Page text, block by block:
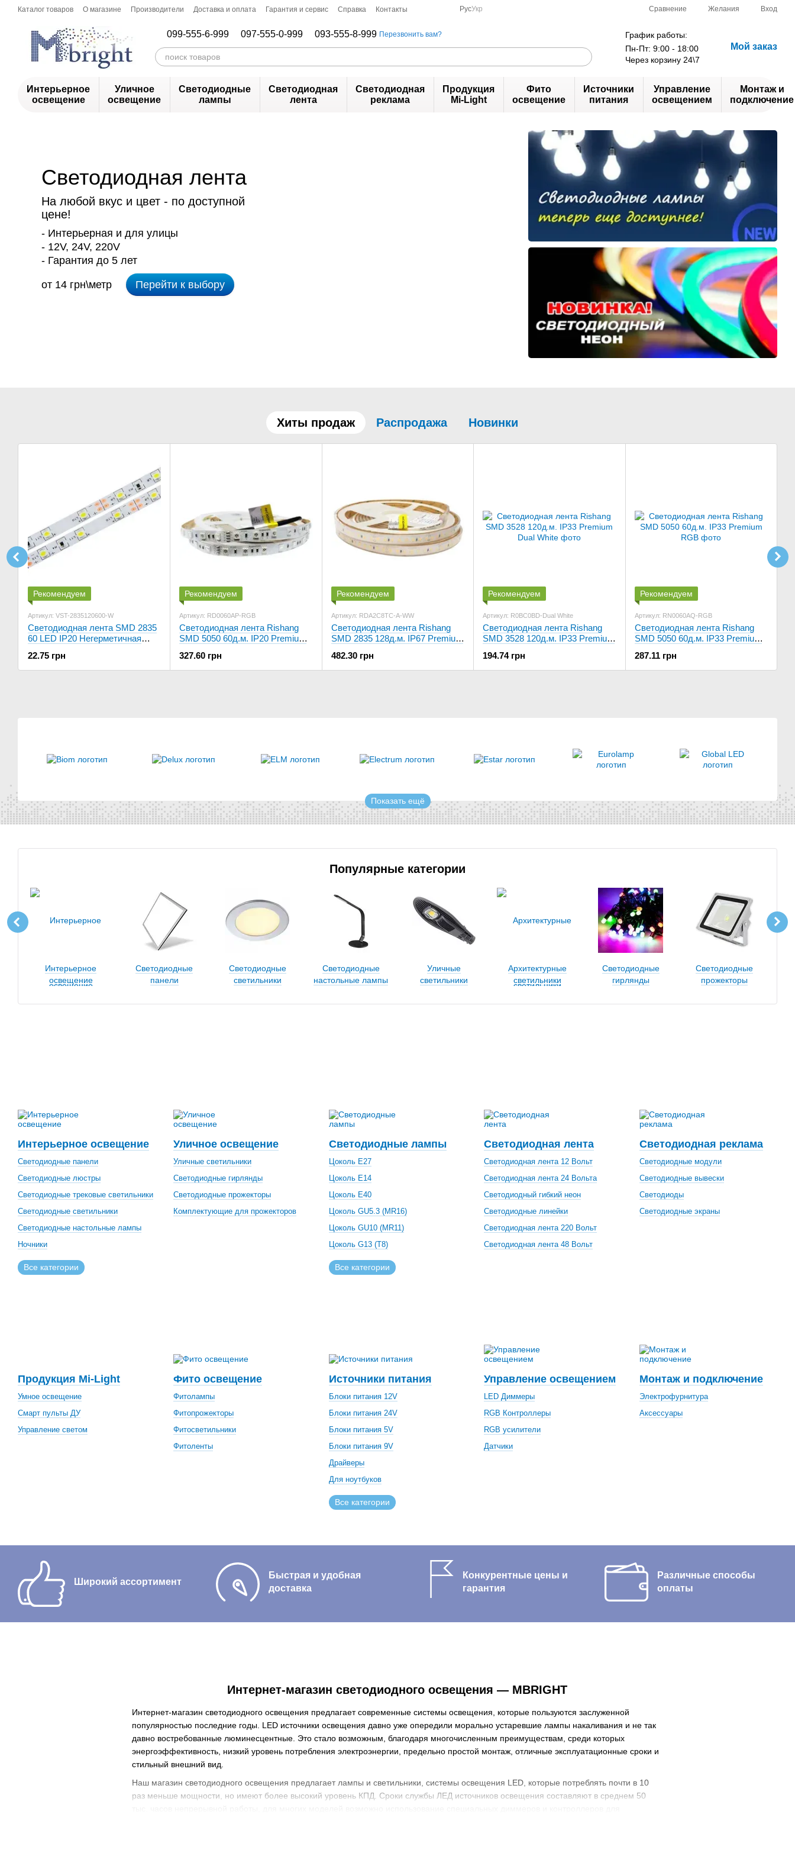
Перейти к основному контенту
Каталог товаров О магазине Производители Доставка и оплата Гарантия и сервис Справка Контакты РусУкр Сравнение Желания Вход
099-555-6-999 097-555-0-999 093-555-8-999 Перезвонить вам?
График работы:
Пн-Пт: 9:00 - 18:00
Через корзину 24\7
Мой заказ
Интерьерное
освещение
Уличное
освещение
Светодиодные
лампы
Светодиодная
лента
Светодиодная
реклама
Продукция
Mi-Light
Фито
освещение
Источники
питания
Управление
освещением
Монтаж и
подключение
Светодиодная лента
На любой вкус и цвет - по доступной
цене!
- Интерьерная и для улицы
- 12V, 24V, 220V
- Гарантия до 5 лет
от 14 грн\метр Перейти к выбору
Светодиодный
профиль
VENOM
- Компактный и долговечный
- Отлично отводит тепло
- Доступная цена
- Простой в монтаже
от 28 грн\метр Перейти к выбору
Хиты продаж Распродажа Новинки
Рекомендуем
Артикул: VST-2835120600-W
Светодиодная лента SMD 2835
60 LED IP20 Негерметичная
22.75 грн
Рекомендуем
Артикул: RD0060AP-RGB
Светодиодная лента Rishang
SMD 5050 60д.м. IP20 Premium
327.60 грн
Рекомендуем
Артикул: RDA2C8TC-A-WW
Светодиодная лента Rishang
SMD 2835 128д.м. IP67 Premium
482.30 грн
Рекомендуем
Артикул: R0BC0BD-Dual White
Светодиодная лента Rishang
SMD 3528 120д.м. IP33 Premium
194.74 грн
Рекомендуем
Артикул: RN0060AQ-RGB
Светодиодная лента Rishang
SMD 5050 60д.м. IP33 Premium
287.11 грн
Показать ещё
Популярные категории
Интерьерное
освещение
Светодиодные
панели
Светодиодные
светильники
Светодиодные
настольные лампы
Уличные
светильники
Архитектурные
светильники
Светодиодные
гирлянды
Светодиодные
прожекторы
Интерьерное освещение
Светодиодные панели
Светодиодные люстры
Светодиодные трековые светильники
Светодиодные светильники
Светодиодные настольные лампы
Ночники
Все категории
Уличное освещение
Уличные светильники
Светодиодные гирлянды
Светодиодные прожекторы
Комплектующие для прожекторов
Светодиодные лампы
Цоколь Е27
Цоколь Е14
Цоколь Е40
Цоколь GU5.3 (MR16)
Цоколь GU10 (MR11)
Цоколь G13 (Т8)
Все категории
Светодиодная лента
Светодиодная лента 12 Вольт
Светодиодная лента 24 Вольта
Светодиодный гибкий неон
Светодиодные линейки
Светодиодная лента 220 Вольт
Светодиодная лента 48 Вольт
Светодиодная реклама
Светодиодные модули
Светодиодные вывески
Светодиоды
Светодиодные экраны
Продукция Mi-Light
Умное освещение
Смарт пульты ДУ
Управление светом
Фито освещение
Фитолампы
Фитопрожекторы
Фитосветильники
Фитоленты
Источники питания
Блоки питания 12V
Блоки питания 24V
Блоки питания 5V
Блоки питания 9V
Драйверы
Для ноутбуков
Все категории
Управление освещением
LED Диммеры
RGB Контроллеры
RGB усилители
Датчики
Монтаж и подключение
Электрофурнитура
Аксессуары
Широкий ассортимент
Быстрая и удобная
доставка
Конкурентные цены и
гарантия
Различные способы
оплаты
Интернет-магазин светодиодного освещения — MBRIGHT
Интернет-магазин светодиодного освещения предлагает современные системы освещения, которые пользуются заслуженной
популярностью последние годы. LED источники освещения давно уже опередили морально устаревшие лампы накаливания и не так
давно востребованные люминесцентные. Это стало возможным, благодаря многочисленным преимуществам, среди которых
энергоэффективность, низкий уровень потребления электроэнергии, предельно простой монтаж, отличные эксплуатационные сроки и
стильный внешний вид.
Наш магазин светодиодного освещения предлагает лампы и светильники, системы освещения LED, которые потреблять почти в 10
раз меньше мощности, но имеют более высокий уровень КПД. Сроки службы ЛЕД источников освещения составляют в среднем 50